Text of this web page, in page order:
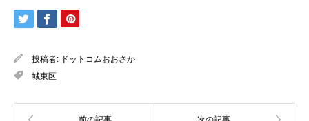
投稿者: ドットコムおおさか
城東区